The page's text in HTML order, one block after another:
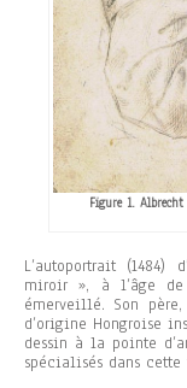
Figure 1.
L’autoportrait (1484)
miroir », à l’âge
émerveillé. Son
d’origine Hongroise
dessin à la pointe
spécialisés dans